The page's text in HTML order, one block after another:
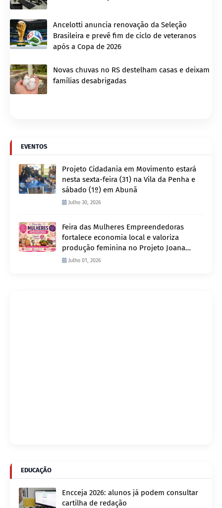
Ancelotti anuncia renovação da Seleção
Brasileira e prevê fim de ciclo de veteranos
após a Copa de 2026
Novas chuvas no RS destelham casas e deixam
famílias desabrigadas
EVENTOS
Projeto Cidadania em Movimento estará
nesta sexta-feira (31) na Vila da Penha e
sábado (1º) em Abunã
Julho 30, 2026
Feira das Mulheres Empreendedoras
fortalece economia local e valoriza
produção feminina no Projeto Joana
D’Arc
Julho 01, 2026
EDUCAÇÃO
Encceja 2026: alunos já podem consultar
cartilha de redação